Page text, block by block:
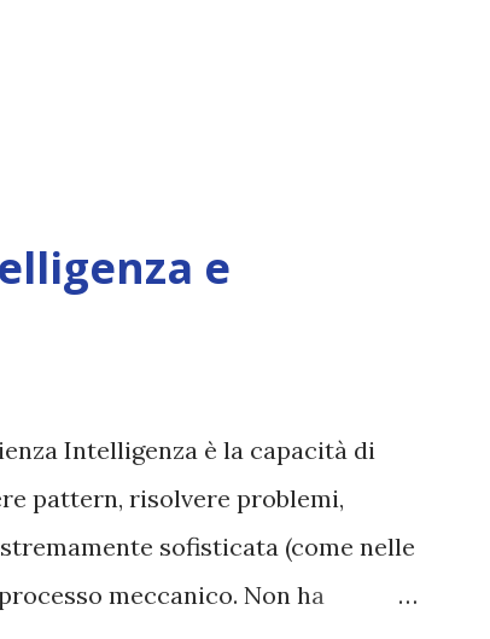
e
Intelligenza è la capacità di
pattern, risolvere problemi,
sofisticata (come nelle
meccanico. Non ha